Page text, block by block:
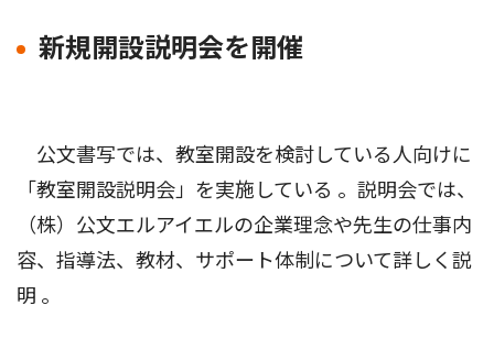
新規開設説明会を開催
公文書写では、教室開設を検討している人向けに
「教室開設説明会」を実施している 。説明会では、
（株）公文エルアイエルの企業理念や先生の仕事内
容、指導法、教材、サポート体制について詳しく説
明 。